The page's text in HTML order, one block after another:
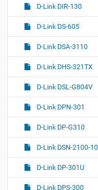
D-Link DIR-130
D-Link DS-605
D-Link DSA-3110
D-Link DHS-321TX
D-Link DSL-G804V
D-Link DPN-301
D-Link DP-G310
D-Link DSN-2100-10
D-Link DP-301U
D-Link DPS-300